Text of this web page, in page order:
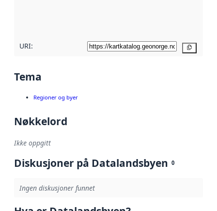
URI:
Tema
Regioner og byer
Nøkkelord
Ikke oppgitt
Diskusjoner på Datalandsbyen 0
Ingen diskusjoner funnet